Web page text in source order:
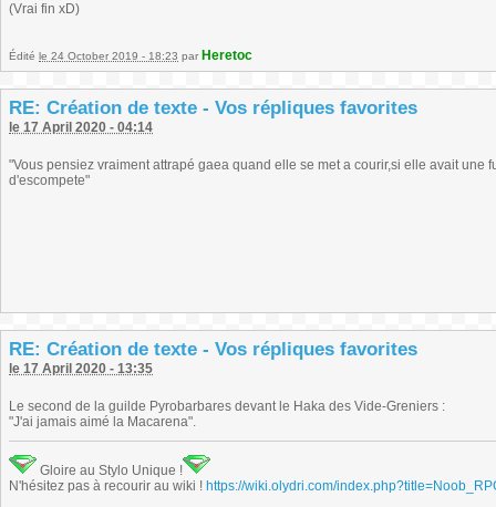
(Vrai fin xD)
Édité le 24 October 2019 - 18:23 par Heretoc
RE: Création de texte - Vos répliques favorites
le 17 April 2020 - 04:14
"Vous pensiez vraiment attrapé gaea quand elle se met a courir,si elle avait
d'escompete"
RE: Création de texte - Vos répliques favorites
le 17 April 2020 - 13:35
Le second de la guilde Pyrobarbares devant le Haka des Vide-Greniers :
"J'ai jamais aimé la Macarena".
Gloire au Stylo Unique !
N'hésitez pas à recourir au wiki ! https://wiki.olydri.com/